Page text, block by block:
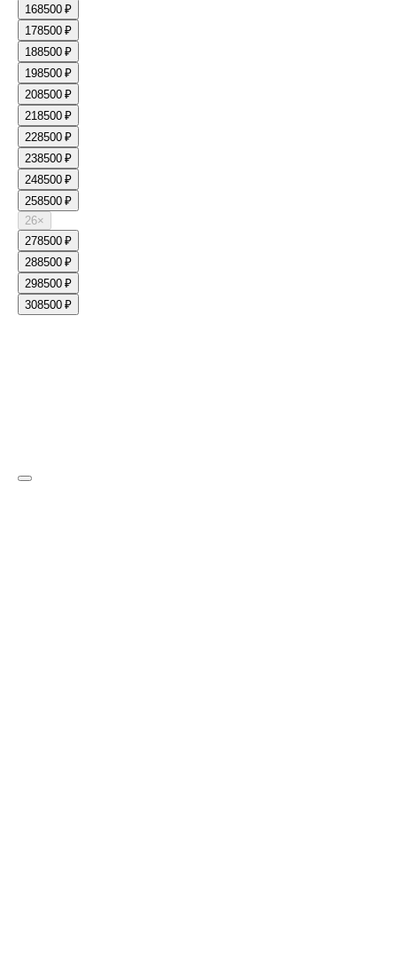
168500 ₽
178500 ₽
188500 ₽
198500 ₽
208500 ₽
218500 ₽
228500 ₽
238500 ₽
248500 ₽
258500 ₽
26×
278500 ₽
288500 ₽
298500 ₽
308500 ₽